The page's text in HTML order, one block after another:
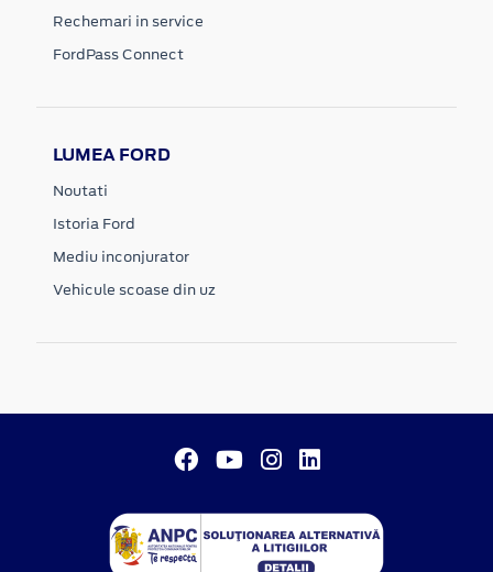
Rechemari in service
FordPass Connect
LUMEA FORD
Noutati
Istoria Ford
Mediu inconjurator
Vehicule scoase din uz